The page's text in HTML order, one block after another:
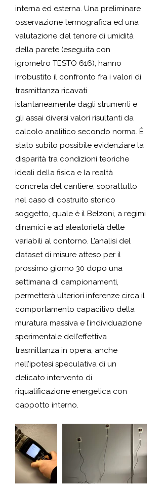
interna ed esterna. Una preliminare
osservazione termografica ed una
valutazione del tenore di umidità
della parete (eseguita con
igrometro TESTO 616), hanno
irrobustito il confronto fra i valori di
trasmittanza ricavati
istantaneamente dagli strumenti e
gli assai diversi valori risultanti da
calcolo analitico secondo norma. È
stato subito possibile evidenziare la
disparità tra condizioni teoriche
ideali della fisica e la realtà
concreta del cantiere, soprattutto
nel caso di costruito storico
soggetto, quale è il Belzoni, a regimi
dinamici e ad aleatorietà delle
variabili al contorno. L’analisi del
dataset di misure atteso per il
prossimo giorno 30 dopo una
settimana di campionamenti,
permetterà ulteriori inferenze circa il
comportamento capacitivo della
muratura massiva e l’individuazione
sperimentale dell’effettiva
trasmittanza in opera, anche
nell’ipotesi speculativa di un
delicato intervento di
riqualificazione energetica con
cappotto interno.